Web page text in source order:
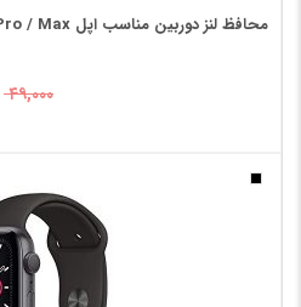
محافظ لنز دوربین مناسب اپل iPhone 12 Pro / Max
۴۹,۰۰۰